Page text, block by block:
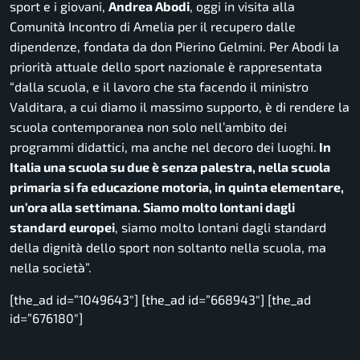
sport e i giovani, Andrea Abodi, oggi in visita alla
Comunità Incontro di Amelia per il recupero dalle
dipendenze, fondata da don Pierino Gelmini. Per Abodi la
priorità attuale dello sport nazionale è rappresentata
“dalla scuola, e il lavoro che sta facendo il ministro
Valditara, a cui diamo il massimo supporto, è di rendere la
scuola contemporanea non solo nell’ambito dei
programmi didattici, ma anche nel decoro dei luoghi. In
Italia una scuola su due è senza palestra, nella scuola
primaria si fa educazione motoria, in quinta elementare,
un’ora alla settimana. Siamo molto lontani dagli
standard europei, siamo molto lontani dagli standard
della dignità dello sport non soltanto nella scuola, ma
nella società”.
[the_ad id=”1049643″] [the_ad id=”668943″] [the_ad
id=”676180″]